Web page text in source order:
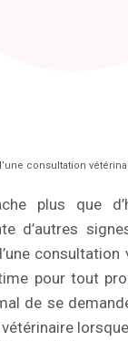
consultation
plus que
d’autres
consultation
pour tout
de se
vétérinaire